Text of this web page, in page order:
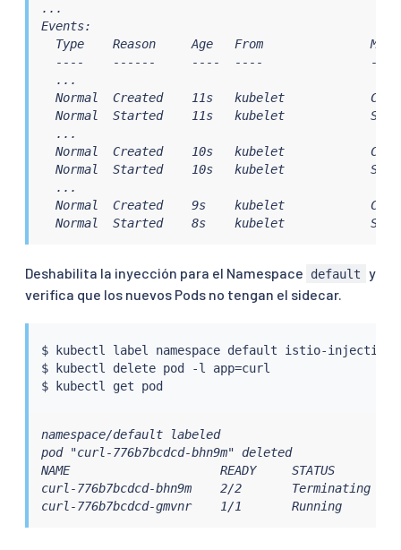
...
Events:
Type    Reason     Age   From
----    ------     ----  ----
  ...
Normal  Created    11s   kubelet
Normal  Started    11s   kubelet
  ...
Normal  Created    10s   kubelet
Normal  Started    10s   kubelet
  ...
Normal  Created    9s    kubelet
Normal  Started    8s    kubelet
Deshabilita la inyección para el Namespace default
y
verifica que los nuevos Pods no tengan el sidecar.
$ kubectl
label namespace default istio-injection-
$
kubectl delete pod -l app=curl
$
kubectl
namespace/default labeled
pod "curl-776b7bcdcd-bhn9m" deleted
NAME                     READY     STATUS
curl-776b7bcdcd-bhn9m    2/2       Terminating
curl-776b7bcdcd-gmvnr    1/1       Running